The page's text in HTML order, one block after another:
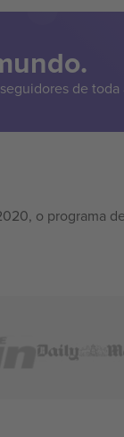
de toda
o programa